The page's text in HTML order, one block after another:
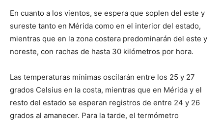
En cuanto a los vientos, se espera que soplen del este y
sureste tanto en Mérida como en el interior del estado,
mientras que en la zona costera predominarán del este y
noreste, con rachas de hasta 30 kilómetros por hora.
Las temperaturas mínimas oscilarán entre los 25 y 27
grados Celsius en la costa, mientras que en Mérida y el
resto del estado se esperan registros de entre 24 y 26
grados al amanecer. Para la tarde, el termómetro